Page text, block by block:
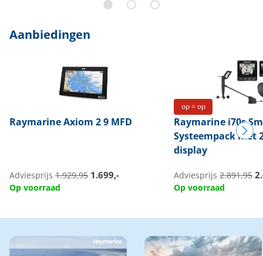
Aanbiedingen
RaymarineAxiom 2 9 MFD
Adviesprijs 1.929,95 1.699,-
Op voorraad
op = op
Raymarine i70s
Systeempack met
display
Adviesprijs 2.891,95
Op voorraad